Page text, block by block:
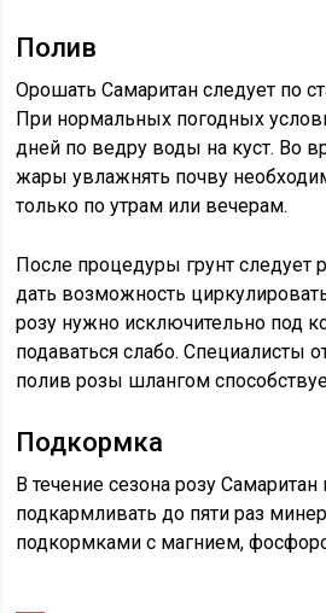
Полив
Орошать Самаритан следует по
При нормальных погодных
дней по ведру воды на куст. Во
жары увлажнять почву
только по утрам или вечерам.
После процедуры грунт следует
дать возможность
розу нужно исключительно под
подаваться слабо. Специалисты
полив розы шлангом
Подкормка
В течение сезона розу
подкармливать до пяти раз
подкормками с магнием,